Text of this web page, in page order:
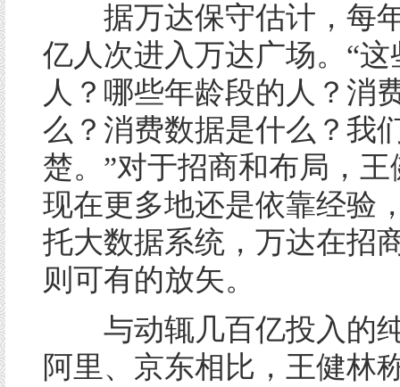
据万达保守估计，每
亿人次进入万达广场。“
人？哪些年龄段的人？消
么？消费数据是什么？我
楚。”对于招商和布局，
现在更多地还是依靠经验
托大数据系统，万达在招
则可有的放矢。
与动辄几百亿投入的
阿里、京东相比，王健林